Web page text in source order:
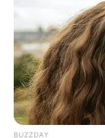
principaux
jour.
Aisne Nouvelle : 8
Bilto : 2 – 8 – 4 –
CanalTurf : 1 – 3 –
Dauphiné-Libéré :
Equidia : 3 – 8 – 2
Europe 1 : 7 – 11 –
BUZZDAY